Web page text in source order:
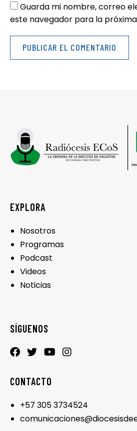
Guarda mi nombre, correo
este navegador para la
EXPLORA
Nosotros
Programas
Podcast
Videos
Noticias
SÍGUENOS
CONTACTO
+57 305 3734524